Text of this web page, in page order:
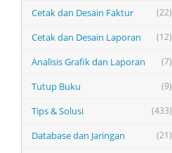
(22)
Cetak dan Desain Faktur
(12)
Cetak dan Desain Laporan
(7)
Analisis Grafik dan Laporan
(9)
Tutup Buku
(433)
Tips & Solusi
(21)
Database dan Jaringan